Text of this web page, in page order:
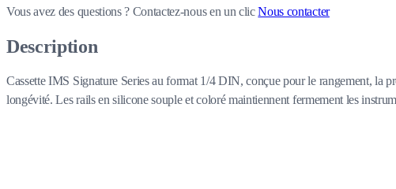
Vous avez des questions ? Contactez-nous en un clicNous contacter
Description
Cassette IMS Signature Series au format 1/4 DIN, conçue pour le rangement, la
longévité. Les rails en silicone souple et coloré maintiennent fermement les